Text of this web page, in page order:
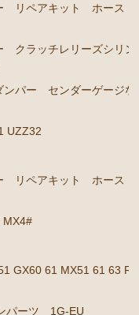
）
ダー リペアキッ
ット など）
キット ラックブー
ンド など）
ー リペアキット ホース
クラッチレリーズシリン
パー センダーゲージな
UZZ32
ー リペアキット ホース
GX60 61 MX51 61 63
パーツ 1G-EU